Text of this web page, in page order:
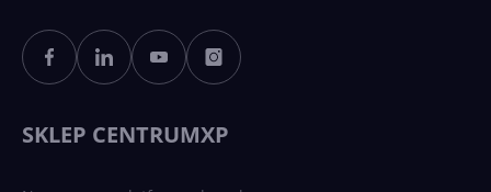
Sztuczna inteligencja po
polsku. Dość barier
SKLEP CENTRUMXP